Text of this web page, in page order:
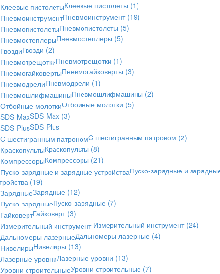
Клеевые пистолеты (1)
Пневмоинструмент (19)
Пневмопистолеты (5)
Пневмостеплеры (5)
Гвозди (2)
Пневмотрещотки (1)
Пневмогайковерты (3)
Пневмодрели (1)
Пневмошлифмашины (2)
Отбойные молотки (5)
SDS-Max (3)
SDS-Plus
C шестигранным патроном (2)
Краскопульты (8)
Компрессоры (21)
Пуско-зарядные и
(19)
Зарядные (12)
Пуско-зарядные (7)
Гайковерт (3)
Измерительный инструмент (24)
Дальномеры лазерные (4)
Нивелиры (13)
Лазерные уровни (13)
Уровни строительные (7)